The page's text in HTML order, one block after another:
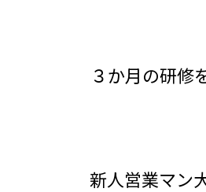
３か月の研修
新人営業マン